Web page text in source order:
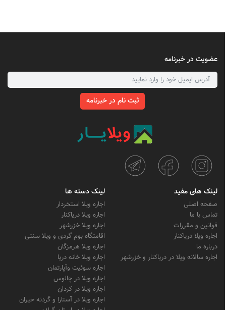
عضویت در خبرنامه
ثبت نام در خبرنامه
لینک های مفید
صفحه اصلی
تماس با ما
قوانین و مقررات
اجاره ویلا دریاکنار
درباره ما
اجاره سالانه ویلا در دریاکنار و خزرشهر
لینک دسته ها
اجاره ویلا استخردار
اجاره ویلا دریاکنار
اجاره ویلا خزرشهر
اقامتگاه بوم گردی و ویلا سنتی
اجاره ویلا هرمزگان
اجاره ویلا خانه دریا
اجاره سوئیت وآپارتمان
اجاره ویلا در چالوس
اجاره ویلا در کردان
اجاره ویلا در آستارا و گردنه حیران